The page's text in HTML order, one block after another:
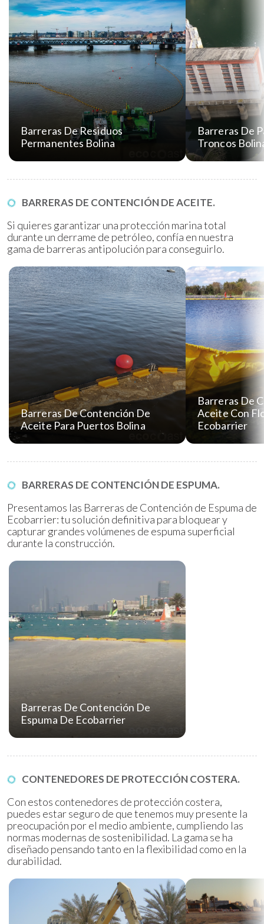
Barreras De Residuos
Permanentes Bolina
Barreras De
Troncos
BARRERAS DE CONTENCIÓN DE ACEITE.
Si quieres garantizar una protección marina total
durante un derrame de petróleo, confía en nuestra
gama de barreras antipolución para conseguirlo.
Barreras De Contención De
Aceite Para Puertos Bolina
Barreras De
Aceite Con
Ecobarrier
BARRERAS DE CONTENCIÓN DE ESPUMA.
Presentamos las Barreras de Contención de Espuma de
Ecobarrier: tu solución definitiva para bloquear y
capturar grandes volúmenes de espuma superficial
durante la construcción.
Barreras De Contención De
Espuma De Ecobarrier
CONTENEDORES DE PROTECCIÓN COSTERA.
Con estos contenedores de protección costera,
puedes estar seguro de que tenemos muy presente la
preocupación por el medio ambiente, cumpliendo las
normas modernas de sostenibilidad. La gama se ha
diseñado pensando tanto en la flexibilidad como en la
durabilidad.